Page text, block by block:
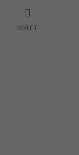
SDÍLET